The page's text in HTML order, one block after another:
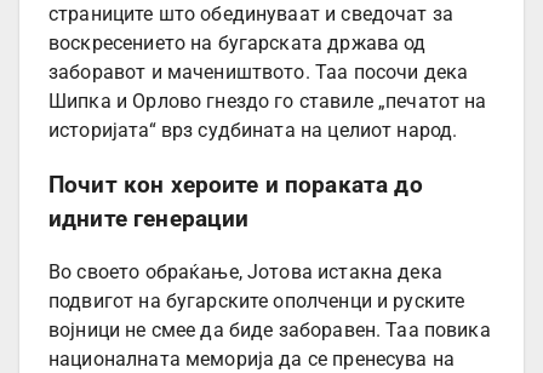
страниците што обединуваат и сведочат за
воскресението на бугарската држава од
заборавот и мачеништвото. Таа посочи дека
Шипка и Орлово гнездо го ставиле „печатот на
историјата“ врз судбината на целиот народ.
Почит кон хероите и пораката до
идните генерации
Во своето обраќање, Јотова истакна дека
подвигот на бугарските ополченци и руските
војници не смее да биде заборавен. Таа повика
националната меморија да се пренесува на